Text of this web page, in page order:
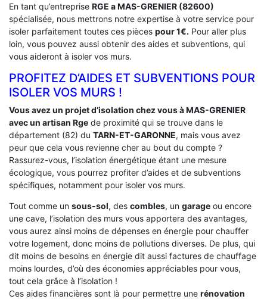
En tant qu’entreprise RGE a MAS-GRENIER (82600)
spécialisée, nous mettrons notre expertise à votre service pour
isoler parfaitement toutes ces pièces pour 1€. Pour aller plus
loin, vous pouvez aussi obtenir des aides et subventions, qui
vous aideront à isoler vos murs.
PROFITEZ D’AIDES ET SUBVENTIONS POUR
ISOLER VOS MURS !
Vous avez un projet d’isolation chez vous à MAS-GRENIER
avec un artisan Rge de proximité qui se trouve dans le
département (82) du TARN-ET-GARONNE, mais vous avez
peur que cela vous revienne cher au bout du compte ?
Rassurez-vous, l’isolation énergétique étant une mesure
écologique, vous pourrez profiter d’aides et de subventions
spécifiques, notamment pour isoler vos murs.
Tout comme un sous-sol, des combles, un garage ou encore
une cave, l’isolation des murs vous apportera des avantages,
vous aurez ainsi moins de dépenses en énergie pour chauffer
votre logement, donc moins de pollutions diverses. De plus, qui
dit moins de besoins en énergie dit aussi factures de chauffage
moins lourdes, d’où des économies appréciables pour vous,
tout cela grâce à l’isolation !
Ces aides financières sont là pour permettre une rénovation